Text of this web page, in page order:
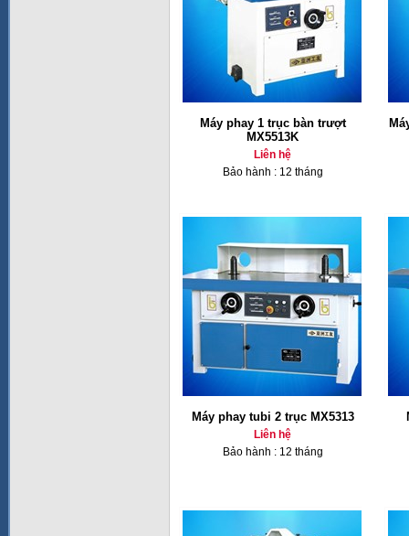
Máy phay 1 trục bàn trượt
MX5513K
Liên hệ
Bảo hành : 12 tháng
Máy phay tubi 2 trục MX5313
Liên hệ
Bảo hành : 12 tháng